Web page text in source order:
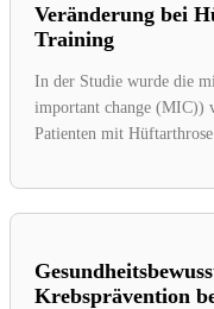
Veränderung bei
Training
In der Studie wurde die
important change (MIC))
Patienten mit Hüftarthrose
Krebsprävention